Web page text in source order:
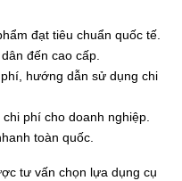
đạt tiêu chuẩn quốc tế.
đến cao cấp.
hướng dẫn sử dụng chi
chi phí cho doanh nghiệp.
toàn quốc.
tư vấn chọn lựa dụng cụ